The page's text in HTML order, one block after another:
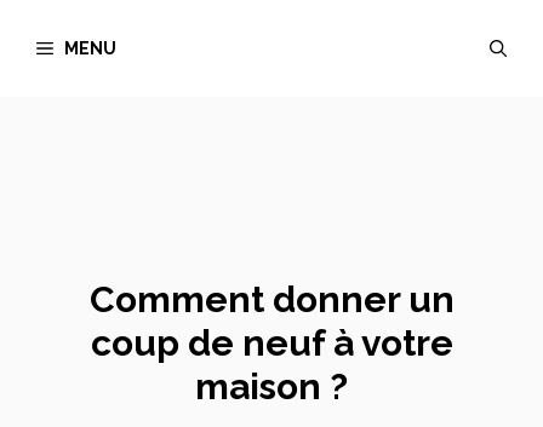
MENU
Comment donner un
coup de neuf à votre
maison ?